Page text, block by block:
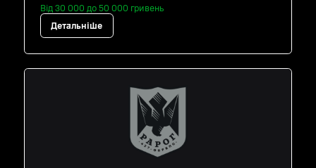
Від 30 000 до 50 000 гривень
Детальніше